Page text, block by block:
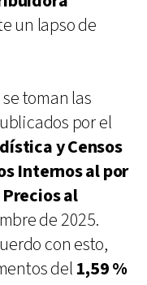
un lapso de
toman las
por el
y Censos
Internos al por
al
de 2025.
con esto,
del 1,59 %